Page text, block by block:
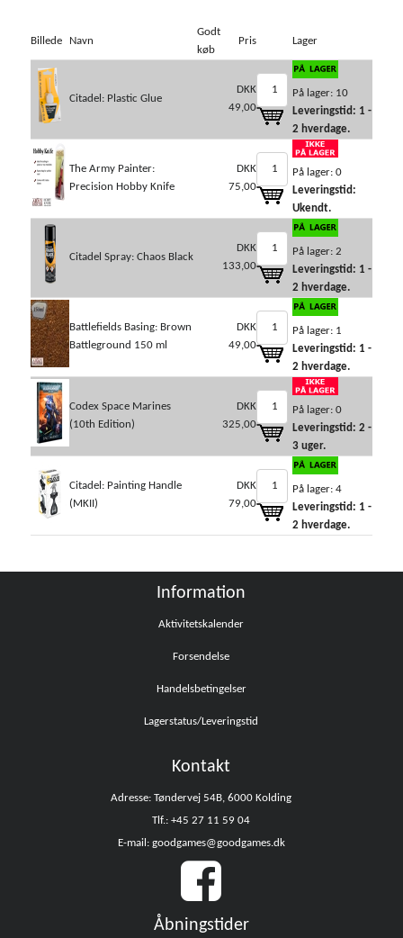
Billede Navn
Godt
køb
Pris Lager
Citadel: Plastic Glue
DKK
49,00
På lager: 10
Leveringstid: 1 -
2 hverdage.
The Army Painter:
Precision Hobby Knife
DKK
75,00
På lager: 0
Leveringstid:
Ukendt.
Citadel Spray: Chaos Black
DKK
133,00
På lager: 2
Leveringstid: 1 -
2 hverdage.
Battlefields Basing: Brown
Battleground 150 ml
DKK
49,00
På lager: 1
Leveringstid: 1 -
2 hverdage.
Codex Space Marines
(10th Edition)
DKK
325,00
På lager: 0
Leveringstid: 2 -
3 uger.
Citadel: Painting Handle
(MKII)
DKK
79,00
På lager: 4
Leveringstid: 1 -
2 hverdage.
Information
Aktivitetskalender
Forsendelse
Handelsbetingelser
Lagerstatus/Leveringstid
Kontakt
Adresse: Tøndervej 54B, 6000 Kolding
Tlf.: +45 27 11 59 04
E-mail: goodgames@goodgames.dk
Åbningstider